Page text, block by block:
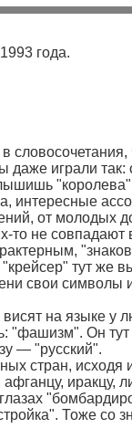
года.
даже играли
интересные
от молодых
то не совпадают
тут же
свои символы
на языке у
"фашизм". Он
— "русский".
стран, исходя
иракцу,
Тоже со